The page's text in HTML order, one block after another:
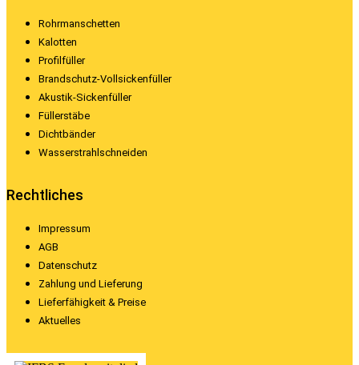
Rohrmanschetten
Kalotten
Profilfüller
Brandschutz-Vollsickenfüller
Akustik-Sickenfüller
Füllerstäbe
Dichtbänder
Wasserstrahlschneiden
Rechtliches
Impressum
AGB
Datenschutz
Zahlung und Lieferung
Lieferfähigkeit & Preise
Aktuelles